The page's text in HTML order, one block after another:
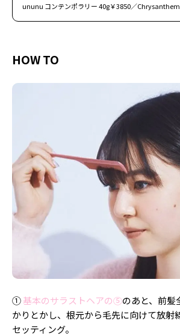
ununu コンテンポラリー 40g￥3850／
HOW TO
①基本のサラストヘアの⑤のあと、前髪
かりとかし、根元から毛先に向けて放射
セッティング。